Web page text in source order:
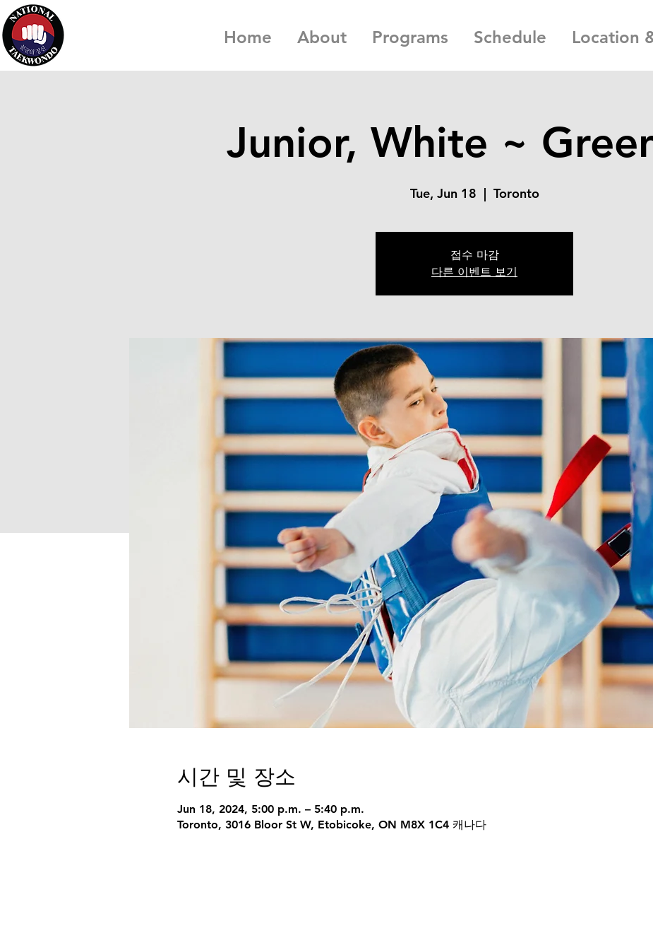
Home About Programs Schedule Location
Junior, White ~
Tue, Jun 18
  |
Toronto
접수 마감
다른 이벤트 보기
시간 및 장소
Jun 18, 2024, 5:00 p.m. – 5:40 p.m.
Toronto, 3016 Bloor St W, Etobicoke, ON M8X 1C4 캐나다